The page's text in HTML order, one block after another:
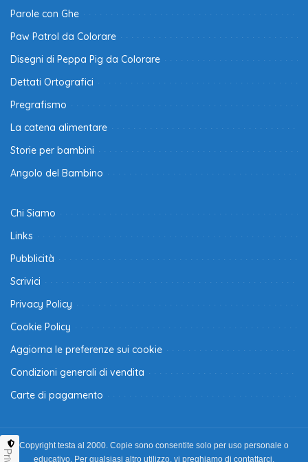
Parole con Ghe
Paw Patrol da Colorare
Disegni di Peppa Pig da Colorare
Dettati Ortografici
Pregrafismo
La catena alimentare
Storie per bambini
Angolo del Bambino
Chi Siamo
Links
Pubblicità
Scrivici
Privacy Policy
Cookie Policy
Aggiorna le preferenze sui cookie
Condizioni generali di vendita
Carte di pagamento
Copyright testa al 2000. Copie sono consentite solo per uso personale o
educativo. Per qualsiasi altro utilizzo, vi preghiamo di contattarci.